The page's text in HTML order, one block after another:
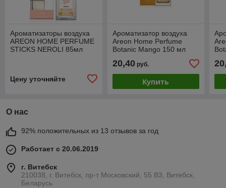
Ароматизаторы воздуха
AREON HOME PERFUME
STICKS NEROLI 85мл
Цену уточняйте
Ароматизатор воздуха
Areon Home Perfume
Botanic Mango 150 мл
20,40руб.
Купить
О нас
92% положительных из 13 отзывов за год
Работает с 20.06.2019
г. Витебск
210038, г. Витебск, пр-т Московский, 55 B3, Витебск,
Беларусь